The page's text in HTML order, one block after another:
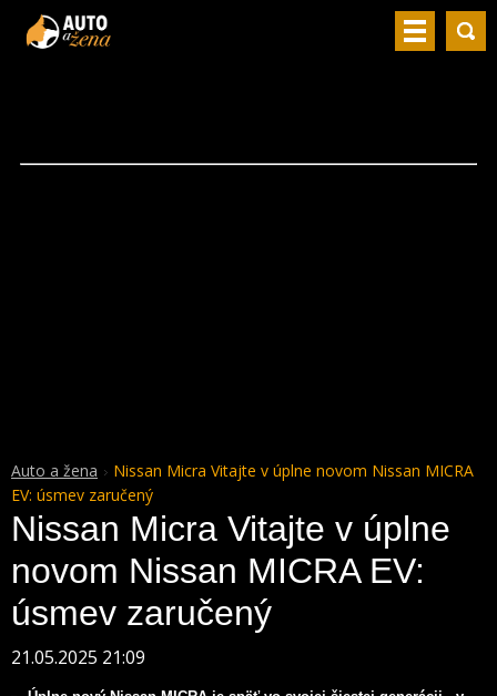
Auto a žena
Nissan Micra Vitajte v úplne novom Nissan MICRA
EV: úsmev zaručený
Nissan Micra Vitajte v úplne
novom Nissan MICRA EV:
úsmev zaručený
21.05.2025 21:09